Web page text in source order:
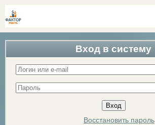
Вход в систему
Восстановить пароль